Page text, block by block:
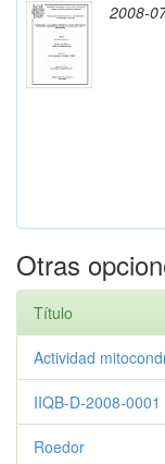
2008-
Otras
Título
Actividad
IIQB-D-2008-0001
Roedor